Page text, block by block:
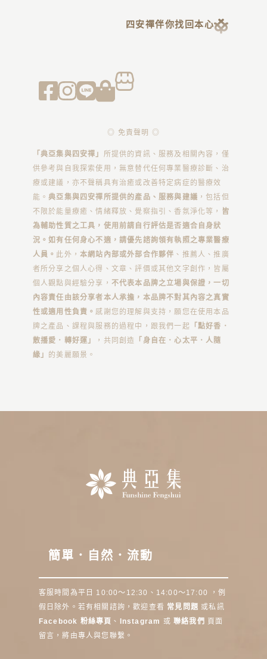
四安禪伴你找回本心
◎ 免責聲明 ◎
「典亞集與四安禪」
所提供的資訊、服務及相關內容，僅
供參考與自我探索使用，無意替代任何專業醫療診斷、治
療或建議，亦不聲稱具有治癒或改善特定病症的醫療效
能。典亞集與四安禪所提供的產品、服務與建議 ，包括但
不限於能量療癒、情緒釋放、覺察指引、香氛淨化等， 皆
為輔助性質之工具，使用前請自行評估是否適合自身狀
況。如有任何身心不適，請優先諮詢領有執照之專業醫療
人員。 此外，本網站內部或外部合作夥伴 、推薦人、推廣
者所分享之個人心得、文章、評價或其他文字創作，皆屬
個人觀點與經驗分享， 不代表本品牌之立場與保證，一切
內容責任由該分享者本人承擔，本品牌不對其內容之真實
性或適用性負責。 感謝您的理解與支持，願您在使用本品
牌之產品、課程與服務的過程中，跟我們一起 「點好香．
散播愛．轉好運」
，共同創造
「身自在．心太平．人隨
緣」 的美麗願景。
簡單．自然．流動
客服時間為平日 10:00～12:30、14:00～17:00 ，例
假日除外。若有相關諮詢，歡迎查看 常見問題 或私訊
Facebook 粉絲專頁 、 Instagram 或聯絡我們
頁面
留言，將由專人與您聯繫。